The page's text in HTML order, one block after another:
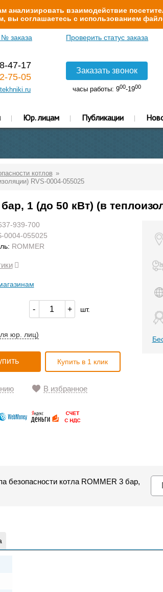
взаимодействие
вы соглашаетесь с использованием
заказа Проверить статус заказа
47-17
75-05
Заказать звонок
часы работы: 900-1900
Юр. лицам Публикации
котлов
RVS-0004-055025
1 (до 50 кВт) (в
939-700
0004-055025
ROMMER
- + шт.
юр. лиц)
Купить в 1 клик
В избранное
безопасности котла ROMMER 3 бар,